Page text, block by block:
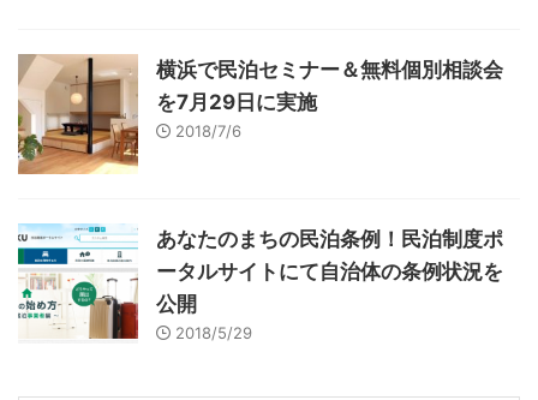
横浜で民泊セミナー＆無料個別相談会
を7月29日に実施
2018/7/6
あなたのまちの民泊条例！民泊制度ポ
ータルサイトにて自治体の条例状況を
公開
2018/5/29